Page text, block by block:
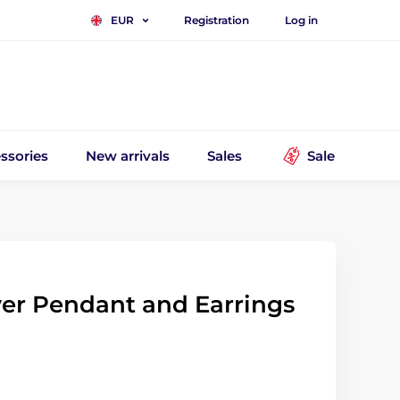
EUR Registration Log in
New arrivals Sales Sale
Pendant and Earrings